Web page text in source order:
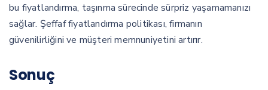
bu fiyatlandırma, taşınma sürecinde sürpriz yaşamamanızı
sağlar. Şeffaf fiyatlandırma politikası, firmanın
güvenilirliğini ve müşteri memnuniyetini artırır.
Sonuç